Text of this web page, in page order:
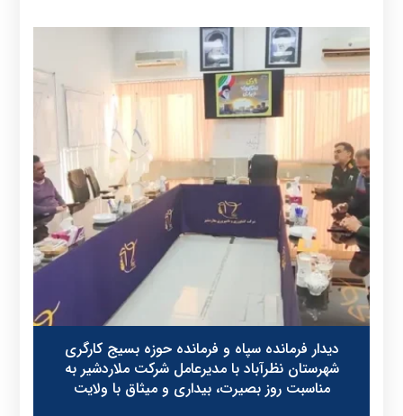
دیدار فرمانده سپاه و فرمانده حوزه بسیج کارگری
شهرستان نظرآباد با مدیرعامل شرکت ملاردشیر به
مناسبت روز بصیرت، بیداری و میثاق با ولایت